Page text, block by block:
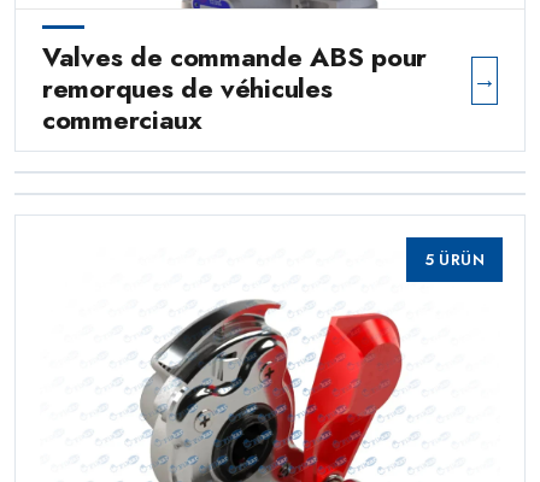
Valves de commande ABS pour
remorques de véhicules
commerciaux
→
0 ÜRÜN
électrovannes pour véhicules
commerciaux
→
0 ÜRÜN
Kits de réparation et vannes de
vidange d'eau pour véhicules
→
5 ÜRÜN